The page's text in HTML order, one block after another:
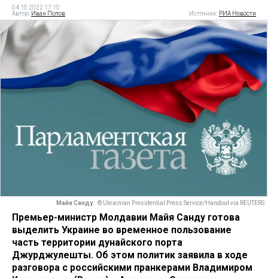
04.10.2022 17:10
Автор: Иван Попов Источник: РИА Новости
Майя Санду. © Ukrainian Presidential Press Service/Handout via REUTERS
Премьер-министр Молдавии Майя Санду готова
выделить Украине во временное пользование
часть территории дунайского порта
Джурджулешты. Об этом политик заявила в ходе
разговора с российскими пранкерами Владимиром